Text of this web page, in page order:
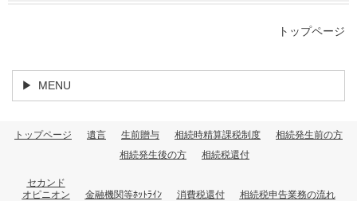
トップページ
MENU
トップページ 遺言 生前贈与 相続時精算課税制度
相続発生前の方
相続発生後の方
相続税還付
セカンド
オピニオン
金融機関等ﾎｯﾄﾗｲﾝ 消費税還付 相続税申告業務の流れ